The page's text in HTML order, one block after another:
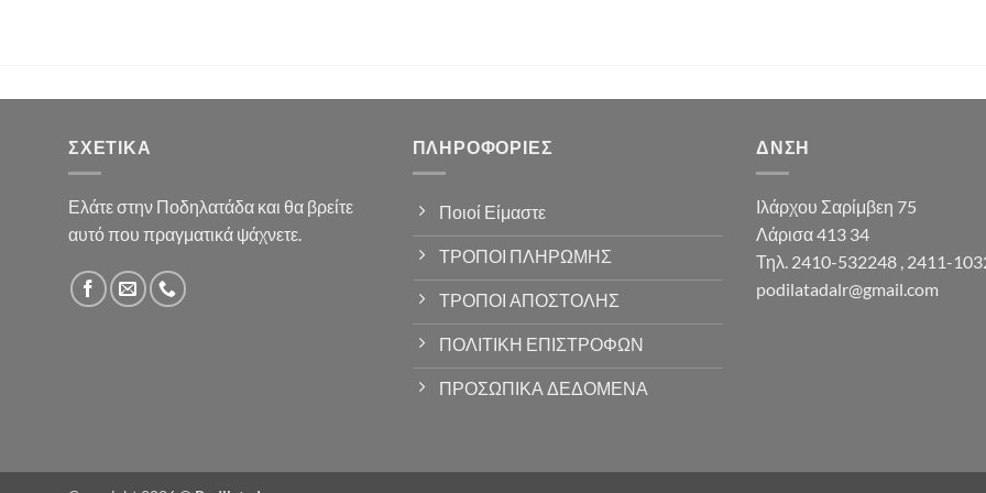
ΣΧΕΤΙΚΆ
Ελάτε στην Ποδηλατάδα και θα βρείτε
αυτό που πραγματικά ψάχνετε.
ΠΛΗΡΟΦΟΡΊΕΣ
Ποιοί Είμαστε
ΤΡΟΠΟΙ ΠΛΗΡΩΜΗΣ
ΤΡΟΠΟΙ ΑΠΟΣΤΟΛΗΣ
ΠΟΛΙΤΙΚΗ ΕΠΙΣΤΡΟΦΩΝ
ΠΡΟΣΩΠΙΚΑ ΔΕΔΟΜΕΝΑ
ΔΝΣΗ
Ιλάρχου Σαρίμβεη 75
Λάρισα 413 34
Τηλ. 2410-532248 , 2411-
podilatadalr@gmail.com